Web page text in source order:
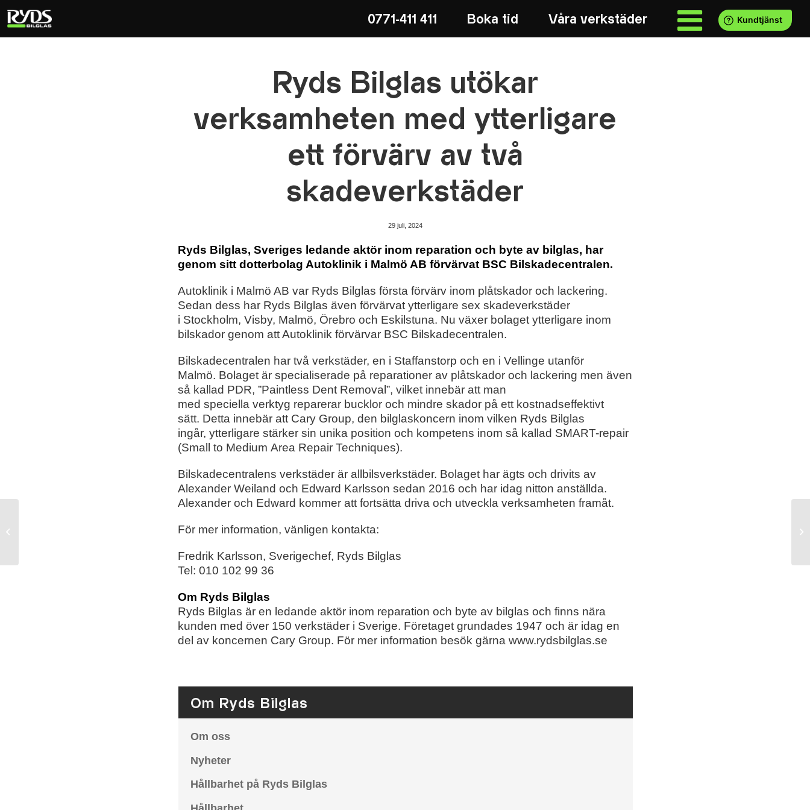
0771-411 411 Boka tid Våra verkstäder
Ryds Bilglas utökar
verksamheten med ytterligare
ett förvärv av två
skadeverkstäder
29 juli, 2024
Ryds Bilglas, Sveriges ledande aktör inom reparation och byte av bilglas, har
genom sitt dotterbolag Autoklinik i Malmö AB förvärvat BSC Bilskadecentralen.
Autoklinik i Malmö AB var Ryds Bilglas första förvärv inom plåtskador och lackering.
Sedan dess har Ryds Bilglas även förvärvat ytterligare sex skadeverkstäder
i Stockholm, Visby, Malmö, Örebro och Eskilstuna. Nu växer bolaget ytterligare inom
bilskador genom att Autoklinik förvärvar BSC Bilskadecentralen.
Bilskadecentralen har två verkstäder, en i Staffanstorp och en i Vellinge utanför
Malmö. Bolaget är specialiserade på reparationer av plåtskador och lackering men även
så kallad PDR, ”Paintless Dent Removal”, vilket innebär att man
med speciella verktyg reparerar bucklor och mindre skador på ett kostnadseffektivt
sätt. Detta innebär att Cary Group, den bilglaskoncern inom vilken Ryds Bilglas
ingår, ytterligare stärker sin unika position och kompetens inom så kallad SMART-repair
(Small to Medium Area Repair Techniques).
Bilskadecentralens verkstäder är allbilsverkstäder. Bolaget har ägts och drivits av
Alexander Weiland och Edward Karlsson sedan 2016 och har idag nitton anställda.
Alexander och Edward kommer att fortsätta driva och utveckla verksamheten framåt.
För mer information, vänligen kontakta:
Fredrik Karlsson, Sverigechef, Ryds Bilglas
Tel: 010 102 99 36
Om Ryds Bilglas
Ryds Bilglas är en ledande aktör inom reparation och byte av bilglas och finns nära
kunden med över 150 verkstäder i Sverige. Företaget grundades 1947 och är idag en
del av koncernen Cary Group. För mer information besök gärna www.rydsbilglas.se
Om Ryds Bilglas
Om oss
Nyheter
Hållbarhet på Ryds Bilglas